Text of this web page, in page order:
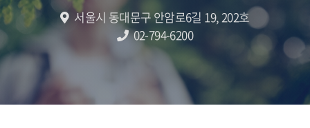
서울시 동대문구 안암로6길 19, 202호
02-794-6200